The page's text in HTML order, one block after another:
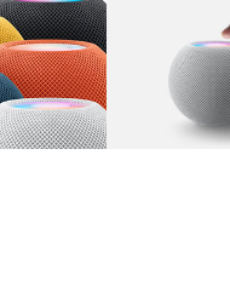
图库 图像 1